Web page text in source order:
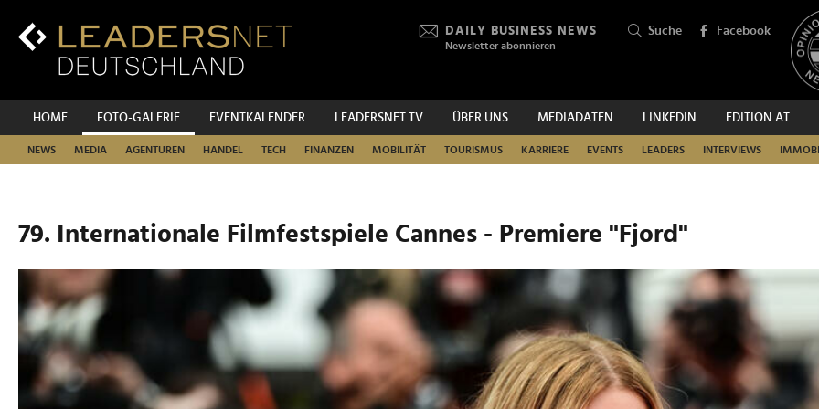
Inhalt
Hauptnavigation
DAILY BUSINESS NEWS
Newsletter abonnieren
Suche Facebook
HOME FOTO-GALERIE EVENTKALENDER LEADERSNET.TV ÜBER UNS MEDIADATEN LINKEDIN EDITION AT
NEWS MEDIA AGENTUREN HANDEL TECH FINANZEN MOBILITÄT TOURISMUS KARRIERE EVENTS LEADERS INTERVIEWS
SUCHEN
79. Internationale Filmfestspiele Cannes - Premiere "Fjord"